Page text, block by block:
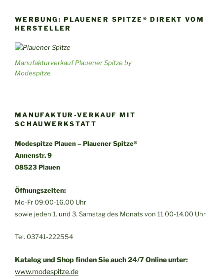
WERBUNG: PLAUENER SPITZE® DIREKT VOM
HERSTELLER
Manufakturverkauf Plauener Spitze by
Modespitze
MANUFAKTUR-VERKAUF MIT
SCHAUWERKSTATT
Modespitze Plauen – Plauener Spitze®
Annenstr. 9
08523 Plauen
Öffnungszeiten:
Mo-Fr 09:00-16.00 Uhr
sowie jeden 1. und 3. Samstag des Monats von 11.00-14.00 Uhr
Tel. 03741-222554
Katalog und Shop finden Sie auch 24/7 Online unter:
www.modespitze.de